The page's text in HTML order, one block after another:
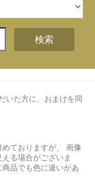
検索
いた方に、おまけを同
ておりますが、 画像
る場合がございま
品でも色に違いがあ